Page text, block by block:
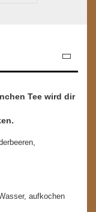
Tee wird dir
aufkochen